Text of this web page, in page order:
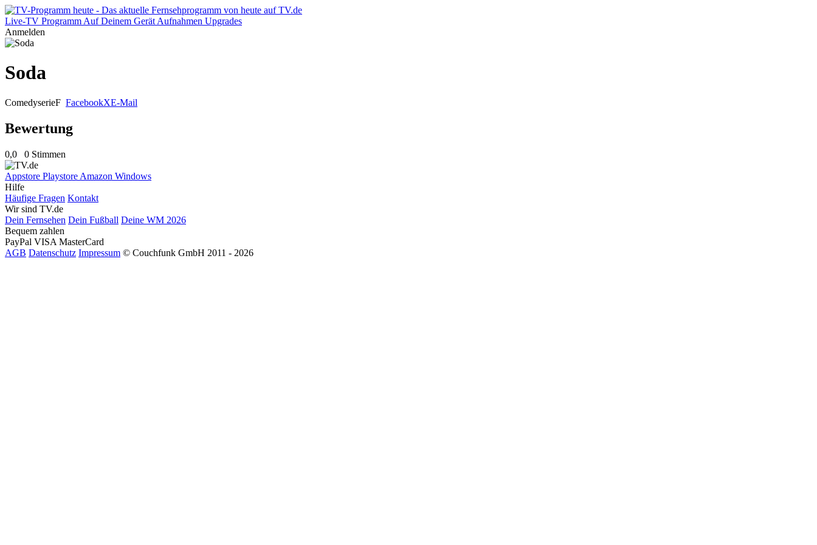
Live-TV Programm Auf Deinem Gerät Aufnahmen Upgrades
Anmelden
Soda
ComedyserieF FacebookXE-Mail
Bewertung
0,0 0 Stimmen
Appstore Playstore Amazon Windows
Hilfe
Häufige Fragen Kontakt
Wir sind TV.de
Dein Fernsehen Dein Fußball Deine WM 2026
Bequem zahlen
PayPal VISA MasterCard
AGB Datenschutz Impressum © Couchfunk GmbH 2011 - 2026